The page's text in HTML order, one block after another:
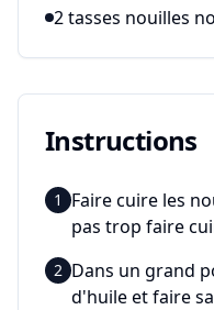
2 tasses nouilles
Instructions
1
Faire cuire les
pas trop faire
2 Dans un grand
d'huile et faire